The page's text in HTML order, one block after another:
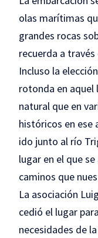
olas marítimas
grandes rocas
recuerda a
Incluso la
rotonda en aquel
natural que en
históricos en ese
ido junto al río
lugar en el que
caminos que
La asociación
cedió el lugar
necesidades de